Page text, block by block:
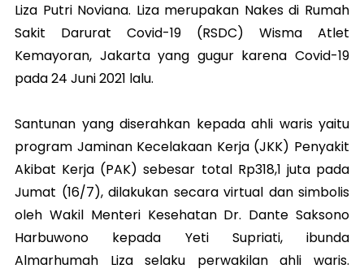
Liza Putri Noviana. Liza merupakan Nakes di Rumah
Sakit Darurat Covid-19 (RSDC) Wisma Atlet
Kemayoran, Jakarta yang gugur karena Covid-19
pada 24 Juni 2021 lalu.
Santunan yang diserahkan kepada ahli waris yaitu
program Jaminan Kecelakaan Kerja (JKK) Penyakit
Akibat Kerja (PAK) sebesar total Rp318,1 juta pada
Jumat (16/7), dilakukan secara virtual dan simbolis
oleh Wakil Menteri Kesehatan Dr. Dante Saksono
Harbuwono kepada Yeti Supriati, ibunda
Almarhumah Liza selaku perwakilan ahli waris.